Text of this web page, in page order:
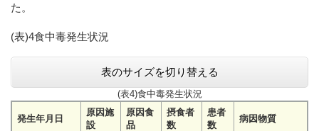
た。
(表)4食中毒発生状況
表のサイズを切り替える
(表4)食中毒発生状況
発生年月日
原因施
設
原因食
品
摂食者
数
患者
数
病因物質